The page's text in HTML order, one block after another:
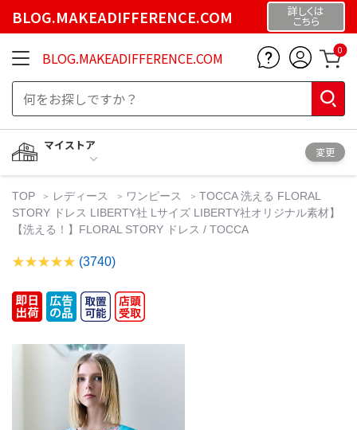
BLOG.MAKEADIFFERENCE.COM 詳しくは
こちら
BLOG.MAKEADIFFERENCE.COM 0
マイストア
変更
TOP レディース ワンピース
TOCCA 洗える FLORAL
STORY ドレス LIBERTY社 Lサイズ LIBERTY社オリジナル素材】
【洗える！】FLORAL STORY ドレス / TOCCA
(3740)